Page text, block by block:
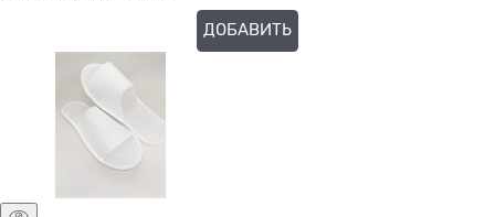
ДОБАВИТЬ